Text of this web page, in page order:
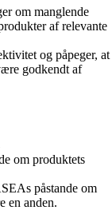
om manglende
af relevante
og påpeger, at
godkendt af
om produktets
påstande om
en anden.